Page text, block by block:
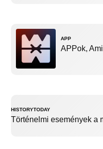
APP
APPok,
HISTORYTODAY
Történelmi események a